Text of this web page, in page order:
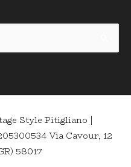
Style Pitigliano |
Via Cavour, 12
58017